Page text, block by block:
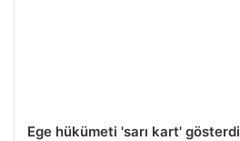
Ege hükümeti 'sarı kart' gösterdi